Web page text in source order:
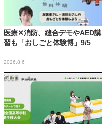
医療✕消防、縫合デモやAED講
習も「おしごと体験博」9/5
2026.8.6